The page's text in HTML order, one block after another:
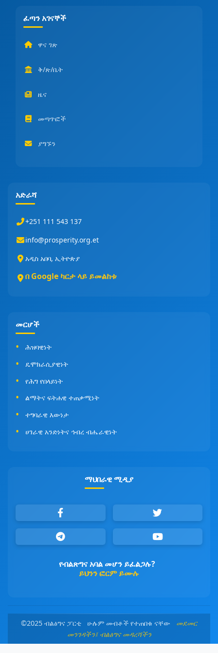
ፈጣን አገናኞች
ዋና ገጽ
ቅ/ጽ/ቤት
ዜና
መጣጥፎች
ያግኙን
አድራሻ
+251 111 543 137
info@prosperity.org.et
አዲስ አበባ, ኢትዮጵያ
በ Google ካርታ ላይ ይመልከቱ
መርሆች
ሕዝባዊነት
ዴሞክራሲያዊነት
የሕግ የበላይነት
ልማትና ፍትሐዊ ተጠቃሚነት
ተግባራዊ እውነታ
ሀገራዊ አንድነትና ኅብረ ብሔራዊነት
ማህበራዊ ሚዲያ
የብልጽግና አባል መሆን ይፈልጋሉ?
ይህንን ፎርም ይሙሉ
©2025 ብልፅግና ፓርቲ ሁሉም መብቶች የተጠበቁ ናቸው መደመር
መንገዳችን፤ ብልፅግና መዳረሻችን